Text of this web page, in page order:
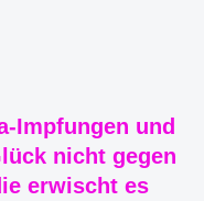
Impfungen und
nicht gegen
erwischt es